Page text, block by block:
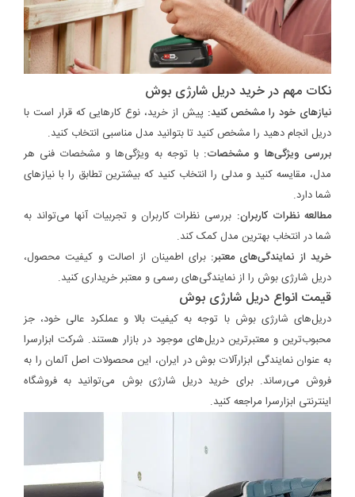
نکات مهم در خرید دریل شارژی بوش
نیازهای خود را مشخص کنید: پیش از خرید، نوع کارهایی که قرار است با
دریل انجام دهید را مشخص کنید تا بتوانید مدل مناسبی انتخاب کنید.
بررسی ویژگی‌ها و مشخصات: با توجه به ویژگی‌ها و مشخصات فنی هر
مدل، مقایسه کنید و مدلی را انتخاب کنید که بیشترین تطابق را با نیازهای
شما دارد.
مطالعه نظرات کاربران: بررسی نظرات کاربران و تجربیات آنها می‌تواند به
شما در انتخاب بهترین مدل کمک کند.
خرید از نمایندگی‌های معتبر: برای اطمینان از اصالت و کیفیت محصول،
دریل شارژی بوش را از نمایندگی‌های رسمی و معتبر خریداری کنید.
قیمت انواع دریل شارژی بوش
دریل‌های شارژی بوش با توجه به کیفیت بالا و عملکرد عالی خود، جز
محبوب‌ترین و معتبرترین دریل‌های موجود در بازار هستند. شرکت ابزارسرا
به عنوان نمایندگی ابزارآلات بوش در ایران، این محصولات اصل آلمان را به
فروش می‌رساند. برای خرید دریل شارژی بوش می‌توانید به فروشگاه
اینترنتی ابزارسرا مراجعه کنید.